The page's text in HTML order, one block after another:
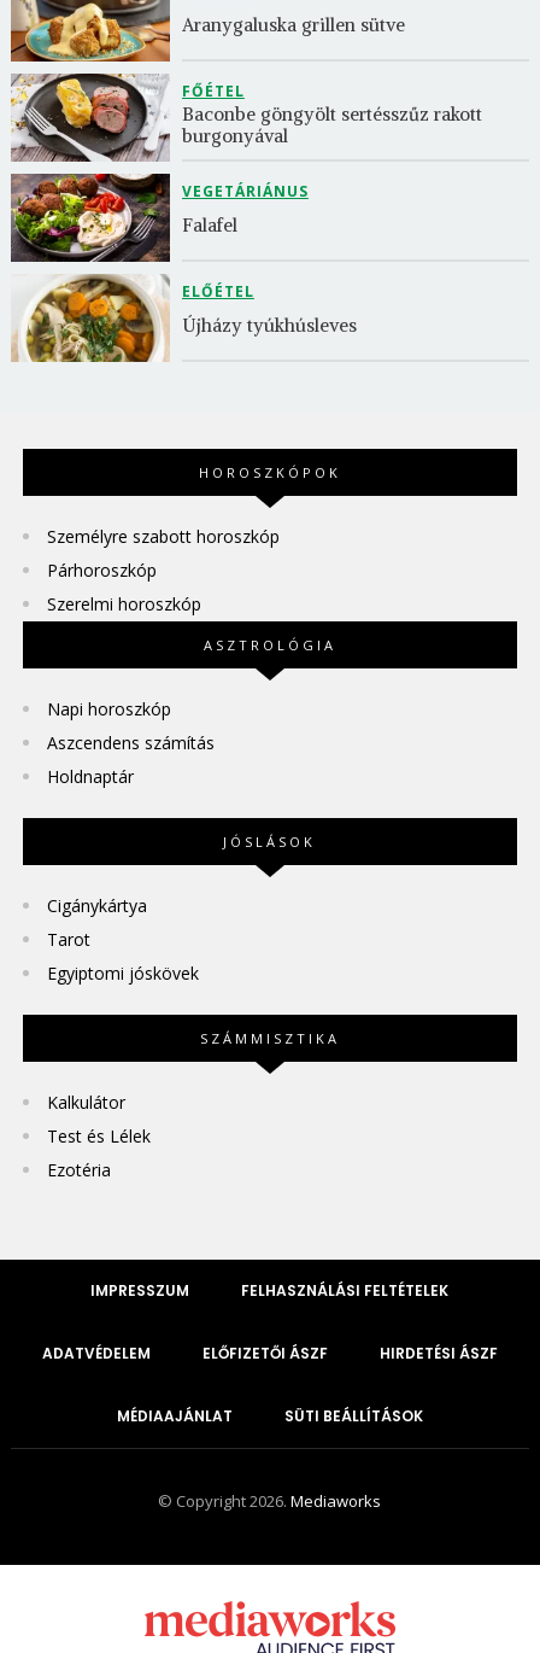
Aranygaluska grillen sütve
FŐÉTEL
Baconbe göngyölt sertésszűz rakott
burgonyával
VEGETÁRIÁNUS
Falafel
ELŐÉTEL
Újházy tyúkhúsleves
HOROSZKÓPOK
Személyre szabott horoszkóp
Párhoroszkóp
Szerelmi horoszkóp
ASZTROLÓGIA
Napi horoszkóp
Aszcendens számítás
Holdnaptár
JÓSLÁSOK
Cigánykártya
Tarot
Egyiptomi jóskövek
SZÁMMISZTIKA
Kalkulátor
Test és Lélek
Ezotéria
IMPRESSZUM FELHASZNÁLÁSI FELTÉTELEK
ADATVÉDELEM ELŐFIZETŐI ÁSZF HIRDETÉSI ÁSZF
MÉDIAAJÁNLAT SÜTI BEÁLLÍTÁSOK
© Copyright 2026.Mediaworks